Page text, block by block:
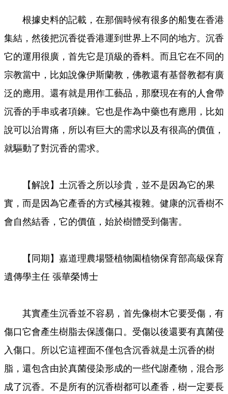
根據史料的記載，在那個時候有很多的船隻在香港
集結，然後把沉香從香港運到世界上不同的地方。沉香
它的運用很廣，首先它是頂級的香料。而且它在不同的
宗教當中，比如說像伊斯蘭教，佛教還有基督教都有廣
泛的應用。還有就是用作工藝品，那麼現在有的人會帶
沉香的手串或者項鍊。它也是作為中藥也有應用，比如
說可以治胃痛，所以有巨大的需求以及有很高的價值，
就驅動了對沉香的需求。
【解說】土沉香之所以珍貴，並不是因為它的果
實，而是因為它產香的方式極其複雜。健康的沉香樹不
會自然結香，它的價值，始於樹體受到傷害。
【同期】嘉道理農場暨植物園植物保育部高級保育
遺傳學主任 張華榮博士
其實產生沉香並不容易，首先像樹木它要受傷，有
傷口它會產生樹脂去保護傷口。受傷以後還要有真菌侵
入傷口。所以它這裡面不僅包含沉香就是土沉香的樹
脂，還包含由於真菌侵染形成的一些代謝產物，混合形
成了沉香。不是所有的沉香樹都可以產香，樹一定要長